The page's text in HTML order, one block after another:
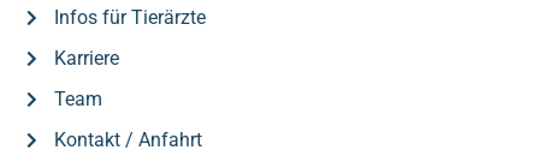
Infos für Tierärzte
Karriere
Team
Kontakt / Anfahrt